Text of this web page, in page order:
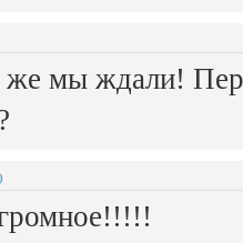
же мы ждали!